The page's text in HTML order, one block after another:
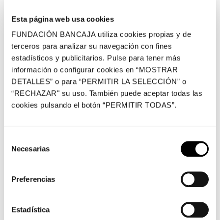
Esta página web usa cookies
FUNDACIÓN BANCAJA utiliza cookies propias y de
terceros para analizar su navegación con fines
estadísticos y publicitarios. Pulse para tener más
información o configurar cookies en “MOSTRAR
DETALLES” o para “PERMITIR LA SELECCIÓN” o
“RECHAZAR" su uso. También puede aceptar todas las
cookies pulsando el botón “PERMITIR TODAS”.
Necesarias
Preferencias
Estadística
en la sede de la Fundación Bancaja donde podrás
disfrutar de algunas de las obras más emblemáticas de
nuestra colección de arte.
El evento dará comienzo a las 20 horas y el precio de
venta al público es de 45 euros por persona. El aforo
máximo será de 20 personas por actividad, y la reserva
requiere inscripción y pago previo.
Condiciones de reserva:Las personas interesadas
deberán remitir un correo electrónico a la dirección
, poniendo en el
la que desean realizar la reserva, número de personas,
La confirmación de la reserva requerirá el abono previo